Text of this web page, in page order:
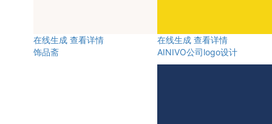
在线生成 查看详情
饰品斋
在线生成 查看详情
AINIVO公司logo设计